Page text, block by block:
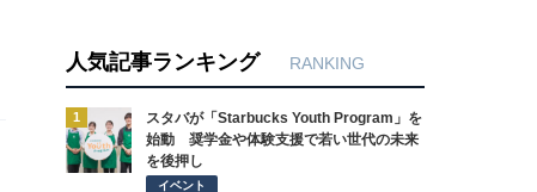
人気記事ランキング RANKING
1
スタバが「Starbucks Youth Program」を
始動 奨学金や体験支援で若い世代の未来
を後押し
イベント